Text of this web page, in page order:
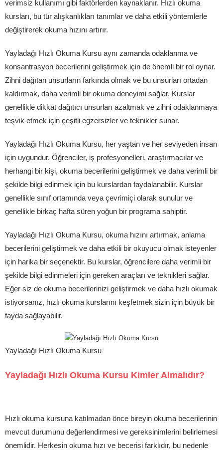
verimsiz kullanımı gibi faktörlerden kaynaklanır. Hızlı okuma
kursları, bu tür alışkanlıkları tanımlar ve daha etkili yöntemlerle
değiştirerek okuma hızını artırır.
Yayladağı Hızlı Okuma Kursu aynı zamanda odaklanma ve
konsantrasyon becerilerini geliştirmek için de önemli bir rol oynar.
Zihni dağıtan unsurların farkında olmak ve bu unsurları ortadan
kaldırmak, daha verimli bir okuma deneyimi sağlar. Kurslar
genellikle dikkat dağıtıcı unsurları azaltmak ve zihni odaklanmaya
teşvik etmek için çeşitli egzersizler ve teknikler sunar.
Yayladağı Hızlı Okuma Kursu, her yaştan ve her seviyeden insan
için uygundur. Öğrenciler, iş profesyonelleri, araştırmacılar ve
herhangi bir kişi, okuma becerilerini geliştirmek ve daha verimli bir
şekilde bilgi edinmek için bu kurslardan faydalanabilir. Kurslar
genellikle sınıf ortamında veya çevrimiçi olarak sunulur ve
genellikle birkaç hafta süren yoğun bir programa sahiptir.
Yayladağı Hızlı Okuma Kursu, okuma hızını artırmak, anlama
becerilerini geliştirmek ve daha etkili bir okuyucu olmak isteyenler
için harika bir seçenektir. Bu kurslar, öğrencilere daha verimli bir
şekilde bilgi edinmeleri için gereken araçları ve teknikleri sağlar.
Eğer siz de okuma becerilerinizi geliştirmek ve daha hızlı okumak
istiyorsanız, hızlı okuma kurslarını keşfetmek sizin için büyük bir
fayda sağlayabilir.
Yayladağı Hızlı Okuma Kursu
Yayladağı Hızlı Okuma Kursu Kimler Almalıdır?
Hızlı okuma kursuna katılmadan önce bireyin okuma becerilerinin
mevcut durumunu değerlendirmesi ve gereksinimlerini belirlemesi
önemlidir. Herkesin okuma hızı ve becerisi farklıdır, bu nedenle